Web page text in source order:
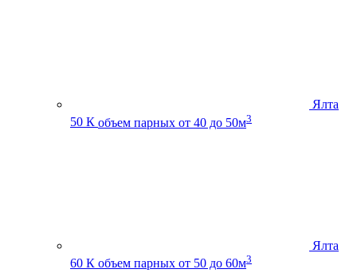
Ялта
50 К объем парных от 40 до 50м3
Ялта
60 К объем парных от 50 до 60м3